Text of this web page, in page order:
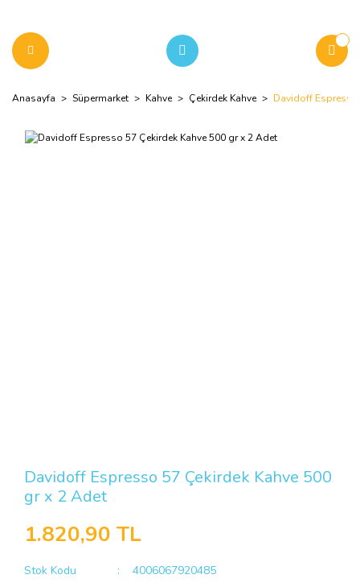
Anasayfa Süpermarket Kahve Çekirdek Kahve Davidoff Espresso
Davidoff Espresso 57 Çekirdek Kahve 500
gr x 2 Adet
1.820,90 TL
Stok Kodu 4006067920485